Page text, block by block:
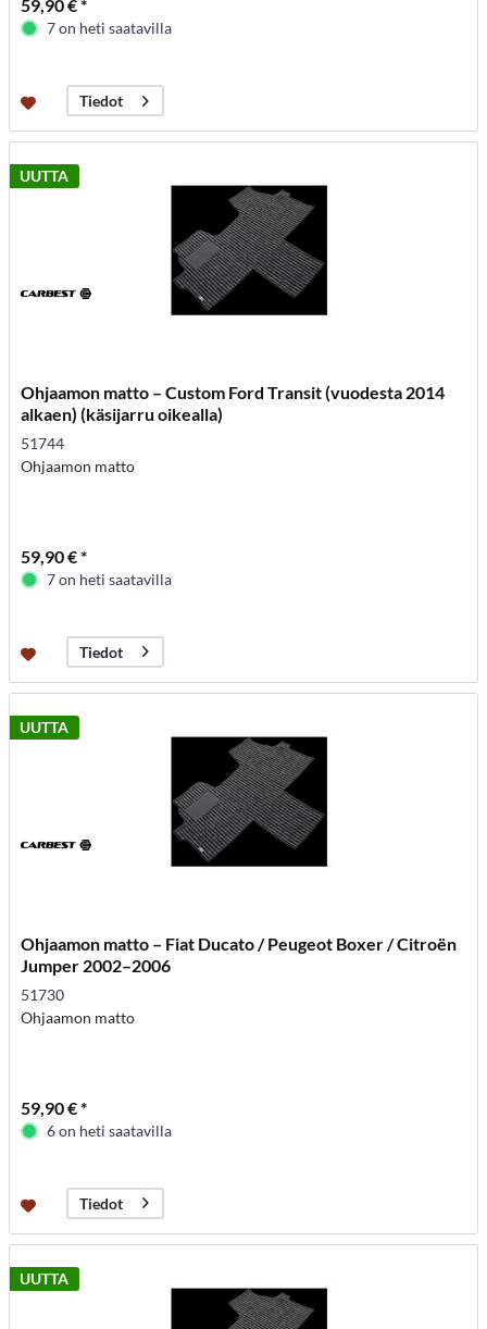
59,90 € *
7 on heti saatavilla
Tiedot
UUTTA
Ohjaamon matto – Custom Ford Transit (vuodesta 2014
alkaen) (käsijarru oikealla)
51744
Ohjaamon matto
59,90 € *
7 on heti saatavilla
Tiedot
UUTTA
Ohjaamon matto – Fiat Ducato / Peugeot Boxer / Citroën
Jumper 2002–2006
51730
Ohjaamon matto
59,90 € *
6 on heti saatavilla
Tiedot
UUTTA